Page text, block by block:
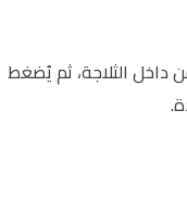
داخل الثلاجة، ثم يُضغط